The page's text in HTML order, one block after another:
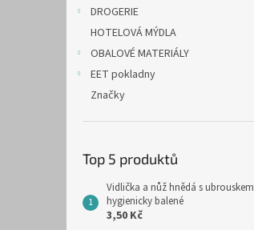
DROGERIE
HOTELOVÁ MÝDLA
OBALOVÉ MATERIÁLY
EET pokladny
Značky
Top 5 produktů
Vidlička a nůž hnědá s ubrouskem
hygienicky balené
3,50 Kč